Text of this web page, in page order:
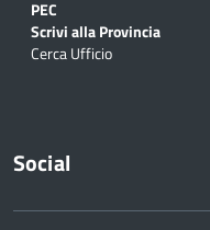
PEC
Scrivi alla Provincia
Cerca Ufficio
Social